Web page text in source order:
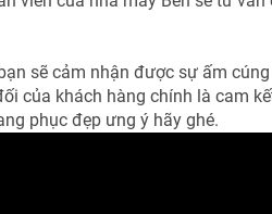
sẽ cảm nhận được sự ấm
của khách hàng chính là cam
phục đẹp ưng ý hãy ghé.